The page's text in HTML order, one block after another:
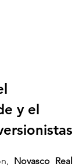
y el
Novasco Real